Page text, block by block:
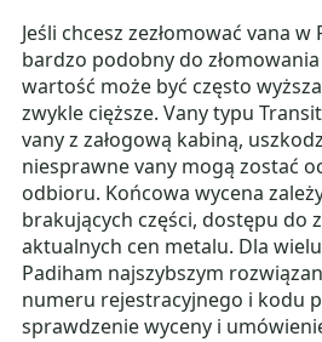
Jeśli chcesz zezłomować vana
bardzo podobny do
wartość może być często
zwykle cięższe. Vany typu
vany z załogową kabiną,
niesprawne vany mogą zostać
odbioru. Końcowa wycena
brakujących części, dostępu do
aktualnych cen metalu. Dla
Padiham najszybszym
numeru rejestracyjnego i kodu
sprawdzenie wyceny i